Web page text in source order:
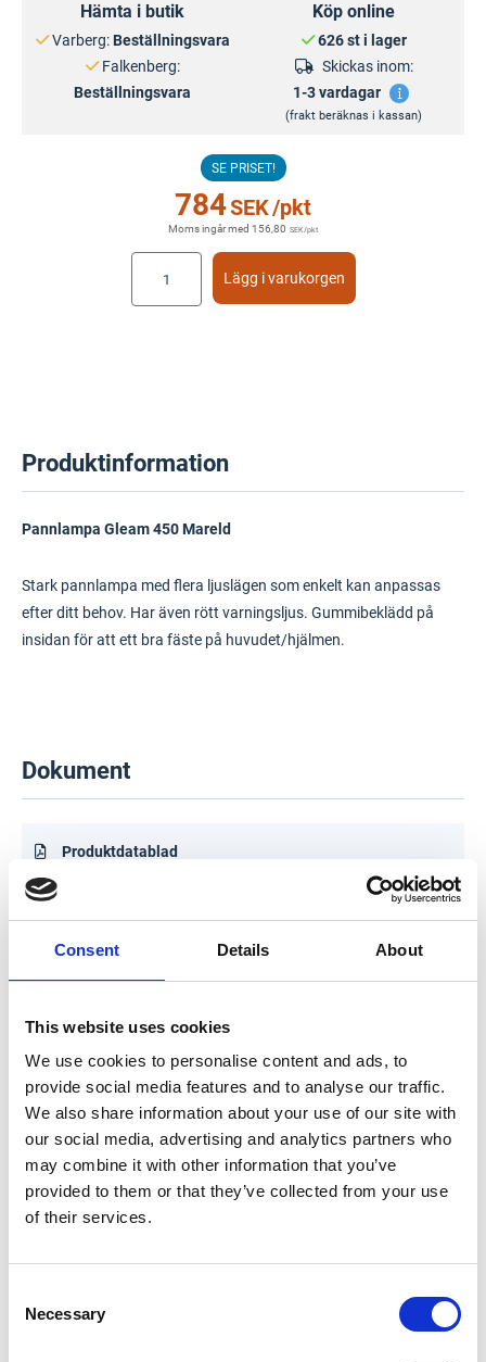
Consent Details About
This website uses cookies
We use cookies to personalise content and ads, to
provide social media features and to analyse our traffic.
We also share information about your use of our site with
our social media, advertising and analytics partners who
may combine it with other information that you’ve
provided to them or that they’ve collected from your use
of their services.
Selection
Necessary
Hämta i butik
Varberg: Beställningsvara
Falkenberg:
Beställningsvara
Köp online
626 st i lager
Skickas inom:
1-3 vardagar
(frakt beräknas i kassan)
SE PRISET!
784SEK/pkt
Moms ingår med 156,80 SEK/pkt
Lägg i varukorgen
Produktinformation
Pannlampa Gleam 450 Mareld
Stark pannlampa med flera ljuslägen som enkelt kan anpassas
efter ditt behov. Har även rött varningsljus. Gummibeklädd på
insidan för att ett bra fäste på huvudet/hjälmen.
Dokument
Produktdatablad